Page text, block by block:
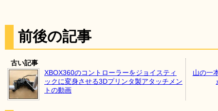
前後の記事
古い記事
XBOX360のコントローラーをジョイスティ
ックに変身させる3Dプリンタ製アタッチメン
トの動画
山の一